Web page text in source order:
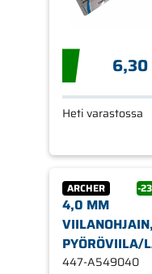
6,30
Heti varastossa
ARCHER -
4,0 MM
VIILANOHJAIN,
PYÖRÖVIILA/
447-A549040